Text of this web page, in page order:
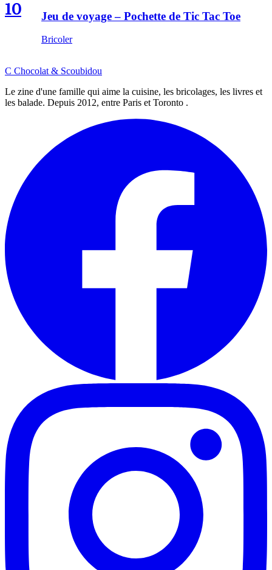
10 Jeu de voyage – Pochette de Tic Tac Toe
Bricoler
C Chocolat & Scoubidou
Le zine d'une famille qui aime la cuisine, les bricolages, les livres et
les balade. Depuis 2012, entre Paris et Toronto .